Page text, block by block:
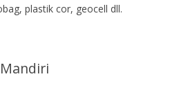
plastik cor, geocell dll.